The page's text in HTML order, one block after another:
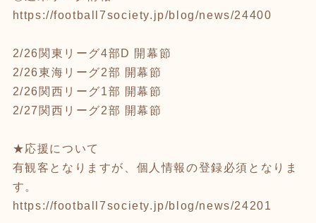
https://football7society.jp/blog/news/24400
2/26関東リーグ4部D 開幕節
2/26東海リーグ2部 開幕節
2/26関西リーグ1部 開幕節
2/27関西リーグ2部 開幕節
★応援について
有観客となりますが、個人情報の登録必須となりま
す。
https://football7society.jp/blog/news/24201